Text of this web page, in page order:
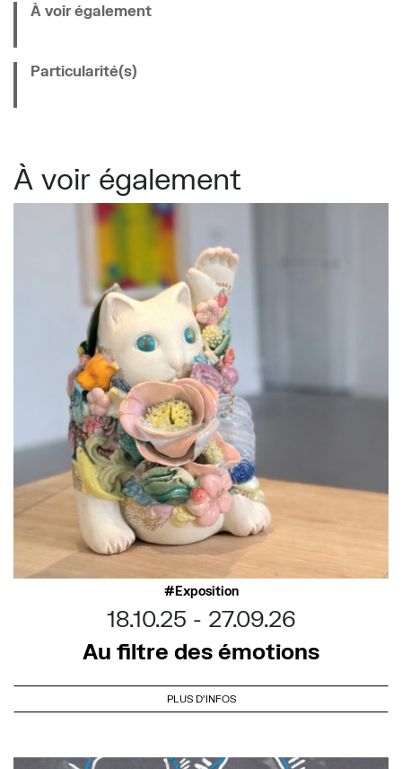
À voir également
Particularité(s)
À voir également
Exposition
18.10.25
27.09.26
Au filtre des émotions
PLUS D'INFOS